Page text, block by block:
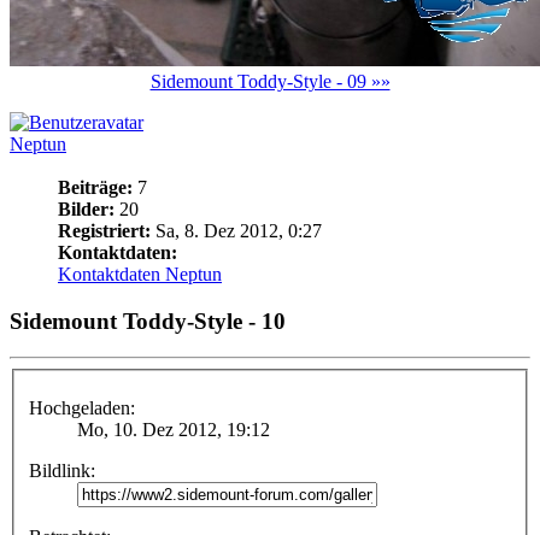
Sidemount Toddy-Style - 09 »»
Neptun
Beiträge: 7
Bilder: 20
Registriert: Sa, 8. Dez 2012, 0:27
Kontaktdaten:
Kontaktdaten Neptun
Sidemount Toddy-Style - 10
Hochgeladen:
Mo, 10. Dez 2012, 19:12
Bildlink: